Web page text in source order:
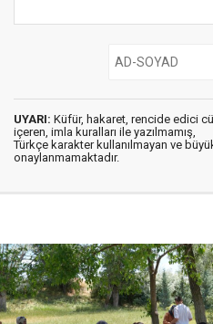
UYARI: Küfür, hakaret, rencide edici
içeren, imla kuralları ile yazılmamış,
Türkçe karakter kullanılmayan ve
onaylanmamaktadır.